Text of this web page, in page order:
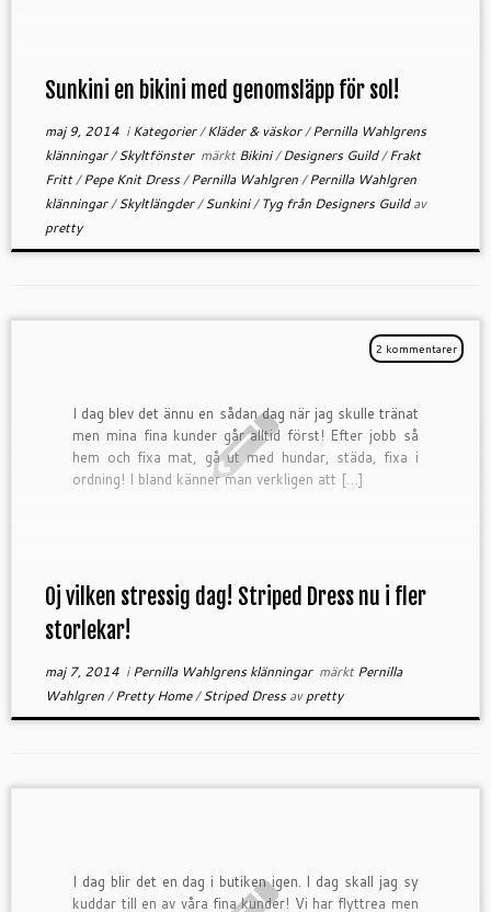
Sunkini en bikini med genomsläpp för sol!
maj 9, 2014iKategorier/Kläder & väskor/Pernilla Wahlgrens
klänningar/Skyltfönster märktBikini/Designers Guild/Frakt
Fritt/Pepe Knit Dress/Pernilla Wahlgren/Pernilla Wahlgren
klänningar/Skyltlängder/Sunkini/Tyg från Designers Guildav
pretty
2 kommentarer
I dag blev det ännu en sådan dag när jag skulle tränat
men mina fina kunder går alltid först! Efter jobb så
hem och fixa mat, gå ut med hundar, städa, fixa i
ordning! I bland känner man verkligen att […]
Oj vilken stressig dag! Striped Dress nu i fler
storlekar!
maj 7, 2014iPernilla Wahlgrens klänningar märktPernilla
Wahlgren/Pretty Home/Striped Dressavpretty
I dag blir det en dag i butiken igen. I dag skall jag sy
kuddar till en av våra fina kunder! Vi har flyttrea men